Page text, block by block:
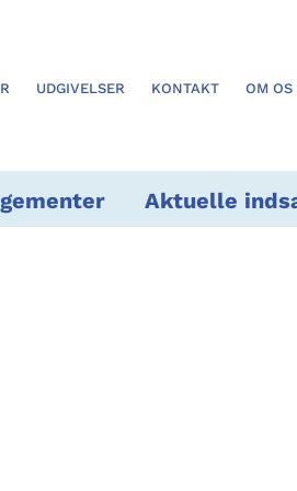
UDGIVELSER KONTAKT OM OS
Aktuelle